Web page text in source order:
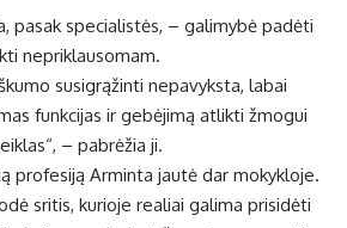
pasak specialistės, – galimybė padėti
nepriklausomam.
susigrąžinti nepavyksta, labai
funkcijas ir gebėjimą atlikti žmogui
– pabrėžia ji.
profesiją Arminta jautė dar mokykloje.
sritis, kurioje realiai galima prisidėti